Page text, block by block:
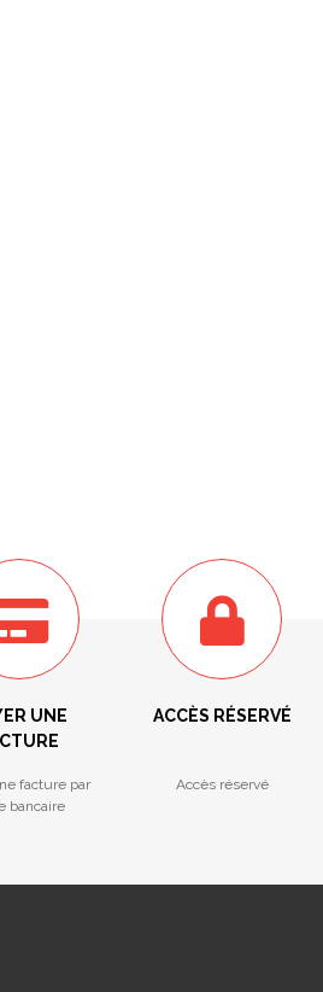
UNE
facture par
bancaire
ACCÈS RÉSERVÉ
Accès réservé